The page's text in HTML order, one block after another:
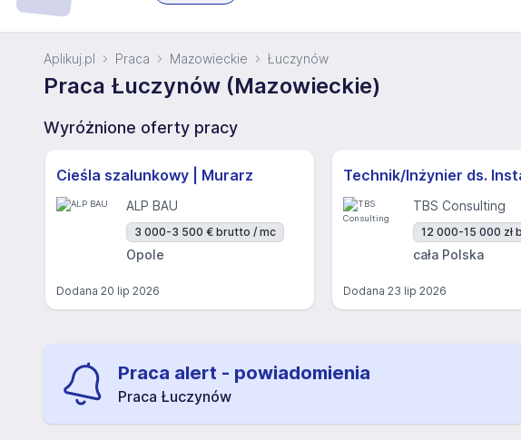
Aplikuj.pl Praca Mazowieckie Łuczynów
Praca Łuczynów (Mazowieckie)
Wyróżnione oferty pracy
Cieśla szalunkowy | Murarz
ALP BAU
3 000-3 500 € brutto / mc
Opole
Dodana 20 lip 2026
Technik/Inżynier ds.
TBS Consulting
12 000-15 000 zł
cała Polska
Dodana 23 lip 2026
Praca alert - powiadomienia
Praca Łuczynów